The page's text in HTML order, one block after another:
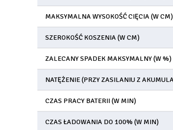
MAKSYMALNA WYSOKOŚĆ CIĘCIA (W CM)
SZEROKOŚĆ KOSZENIA (W CM)
ZALECANY SPADEK MAKSYMALNY (W %)
NATĘŻENIE (PRZY ZASILANIU Z
CZAS PRACY BATERII (W MIN)
CZAS ŁADOWANIA DO 100% (W MIN)